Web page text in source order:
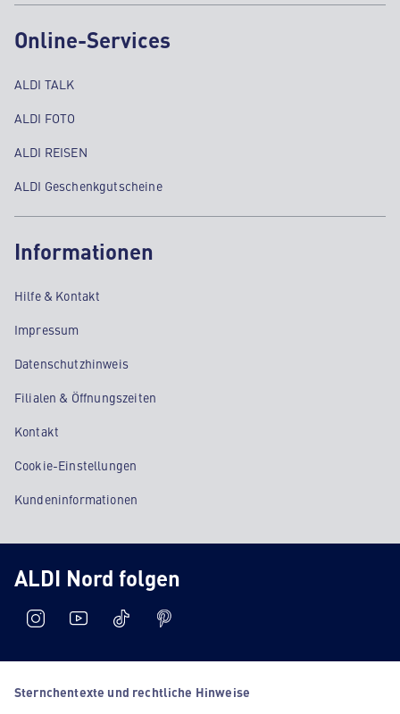
Online-Services
ALDI TALK
ALDI FOTO
ALDI REISEN
ALDI Geschenkgutscheine
Informationen
Hilfe & Kontakt
Impressum
Datenschutzhinweis
Filialen & Öffnungszeiten
Kontakt
Cookie-Einstellungen
Kundeninformationen
ALDI Nord folgen
Sternchentexte und rechtliche Hinweise